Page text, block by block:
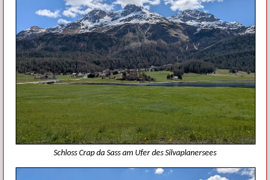
Schloss Crap da Sass am Ufer des Silvaplanersees